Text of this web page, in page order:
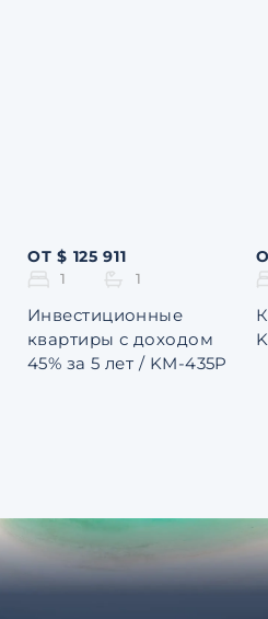
ОТ $ 125 911
1 1
Инвестиционные
квартиры с доходом
45% за 5 лет / KM-435P